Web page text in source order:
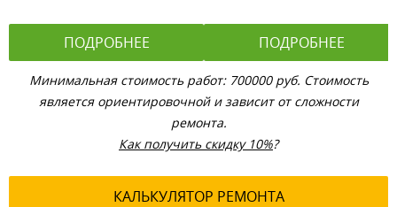
ПОДРОБНЕЕ ПОДРОБНЕЕ
Минимальная стоимость работ: 700000 руб. Стоимость
является ориентировочной и зависит от сложности
ремонта.
Как получить скидку 10%?
КАЛЬКУЛЯТОР РЕМОНТА